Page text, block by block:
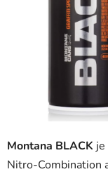
Montana BLACK je
Nitro-Combination